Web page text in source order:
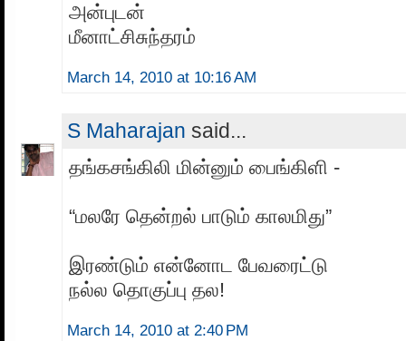
அன்புடன்
மீனாட்சிசுந்தரம்
March 14, 2010 at 10:16 AM
S Maharajan said...
தங்கசங்கிலி மின்னும் பைங்கிளி -
“மலரே தென்றல் பாடும் காலமிது”
இரண்டும் என்னோட பேவரைட்டு
நல்ல தொகுப்பு தல!
March 14, 2010 at 2:40 PM